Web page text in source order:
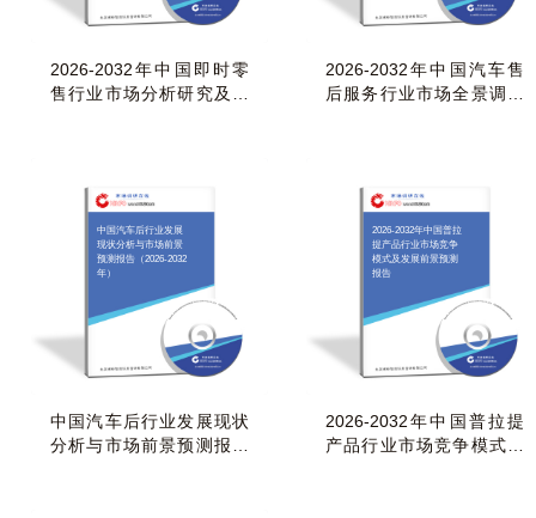
2026-2032年中国即时零
售行业市场分析研究及投
2026-2032年中国汽车售
后服务行业市场全景调研
中国汽车后行业发展
现状分析与市场前景
预测报告（2026-2032
年）
中国汽车后行业发展现状
分析与市场前景预测报告
2026-2032年中国普拉
提产品行业市场竞争
模式及发展前景预测
报告
2026-2032年中国普拉提
产品行业市场竞争模式及